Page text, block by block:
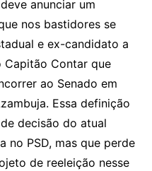
anunciar um
nos bastidores se
e ex-candidato a
Capitão Contar que
ao Senado em
Essa definição
decisão do atual
no PSD, mas que perde
de reeleição nesse